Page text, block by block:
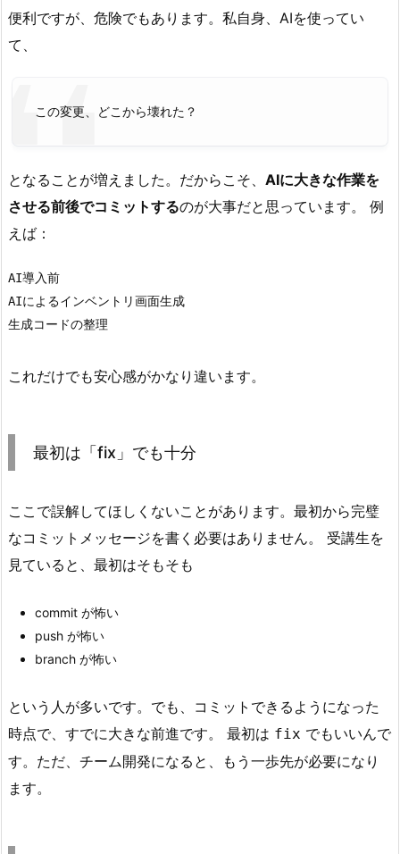
分
前
ミ
ッ
ト
見
直
す
履
未
自
分
へ
メ
ッ
セ
ジ
7.
i
便利ですが、危険でもあります。私自身、AIを使ってい
て、
この変更、どこから壊れた？
となることが増えました。だからこそ、 AIに大きな作業を
させる前後でコミットするのが大事だと思っています。 例
えば：
AI導入前
AIによるインベントリ画面生成
生成コードの整理
これだけでも安心感がかなり違います。
最初は「fix」でも十分
ここで誤解してほしくないことがあります。最初から完璧
なコミットメッセージを書く必要はありません。 受講生を
見ていると、最初はそもそも
commit が怖い
push が怖い
branch が怖い
という人が多いです。でも、コミットできるようになった
時点で、すでに大きな前進です。 最初は fix でもいいんで
す。ただ、チーム開発になると、もう一歩先が必要になり
ます。